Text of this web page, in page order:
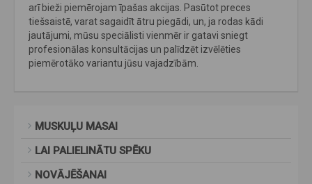
arī bieži piemērojam īpašas akcijas. Pasūtot preces
tiešsaistē, varat sagaidīt ātru piegādi, un, ja rodas kādi
jautājumi, mūsu speciālisti vienmēr ir gatavi sniegt
profesionālas konsultācijas un palīdzēt izvēlēties
piemērotāko variantu jūsu vajadzībām.
MUSKUĻU MASAI
LAI PALIELINĀTU SPĒKU
NOVĀJĒŠANAI